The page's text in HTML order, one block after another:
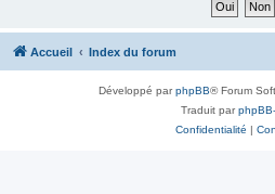
Accueil Index du forum
Développé parphpBB® Forum
Traduit par
Confidentialité |